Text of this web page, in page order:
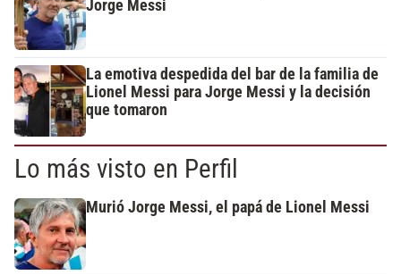
Jorge Messi
La emotiva despedida del bar de la familia de
Lionel Messi para Jorge Messi y la decisión
que tomaron
Lo más visto en Perfil
Murió Jorge Messi, el papá de Lionel Messi